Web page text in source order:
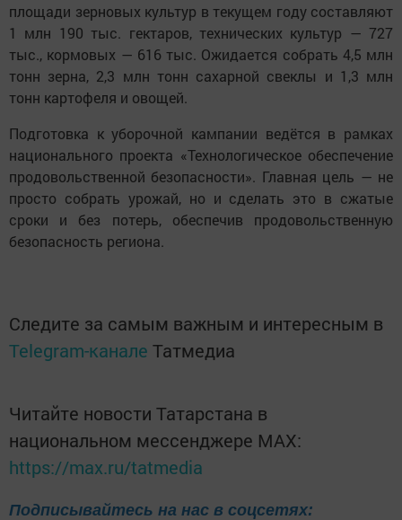
площади зерновых культур в текущем году составляют
1 млн 190 тыс. гектаров, технических культур — 727
тыс., кормовых — 616 тыс. Ожидается собрать 4,5 млн
тонн зерна, 2,3 млн тонн сахарной свеклы и 1,3 млн
тонн картофеля и овощей.
Подготовка к уборочной кампании ведётся в рамках
национального проекта «Технологическое обеспечение
продовольственной безопасности». Главная цель — не
просто собрать урожай, но и сделать это в сжатые
сроки и без потерь, обеспечив продовольственную
безопасность региона.
Следите за самым важным и интересным в
Telegram-канале Татмедиа
Читайте новости Татарстана в
национальном мессенджере MАХ:
https://max.ru/tatmedia
Подписывайтесь на нас в соцсетях: